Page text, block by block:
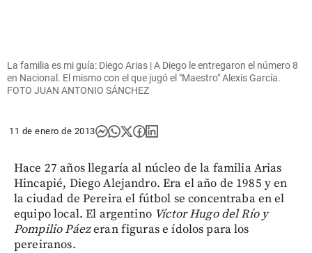
La familia es mi guía: Diego Arias | A Diego le entregaron el número 8
en Nacional. El mismo con el que jugó el "Maestro" Alexis García.
FOTO JUAN ANTONIO SÁNCHEZ
11 de enero de 2013
Hace 27 años llegaría al núcleo de la familia Arias
Hincapié, Diego Alejandro. Era el año de 1985 y en
la ciudad de Pereira el fútbol se concentraba en el
equipo local. El argentino Víctor Hugo del Río y
Pompilio Páezeran figuras e ídolos para los
pereiranos.